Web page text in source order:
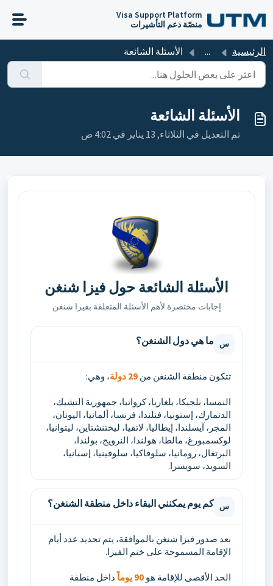
Visa Support Platform
منصّة دعم التأشيرات
الرئيسية ... الأسئلة الشائعة
الأسئلة الشائعة
تم التعديل في الثلاثاء, 13 يناير في 4:02 ص
الأسئلة الشائعة حول فيزا شنغن
إجابات مختصرة لأهم الأسئلة المتعلقة بفيزا شنغن
س ما هي دول الشنغن؟
تتكون منطقة الشنغن من 29 دولة ، وهي:
النمسا، بلجيكا، بلغاريا، كرواتيا، جمهورية التشيك،
الدنمارك، إستونيا، فنلندا، فرنسا، ألمانيا، اليونان،
المجر، آيسلندا، إيطاليا، لاتفيا، ليختنشتاين، ليتوانيا،
لوكسمبورغ، مالطا، هولندا، النرويج، بولندا،
البرتغال، رومانيا، سلوفاكيا، سلوفينيا، إسبانيا،
السويد، سويسرا.
س كم يوم يمكنني البقاء داخل منطقة الشنغن؟
بعد صدور فيزا شنغن بالموافقة، يتم تحديد عدد أيام
الإقامة المسموحة على ختم الفيزا.
الحد الأقصى للإقامة هو 90 يوماً
داخل منطقة